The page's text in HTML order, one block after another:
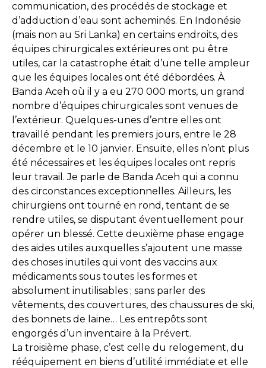
communication, des procédés de stockage et
d’adduction d’eau sont acheminés. En Indonésie
(mais non au Sri Lanka) en certains endroits, des
équipes chirurgicales extérieures ont pu être
utiles, car la catastrophe était d’une telle ampleur
que les équipes locales ont été débordées. À
Banda Aceh où il y a eu 270 000 morts, un grand
nombre d’équipes chirurgicales sont venues de
l’extérieur. Quelques-unes d’entre elles ont
travaillé pendant les premiers jours, entre le 28
décembre et le 10 janvier. Ensuite, elles n’ont plus
été nécessaires et les équipes locales ont repris
leur travail. Je parle de Banda Aceh qui a connu
des circonstances exceptionnelles. Ailleurs, les
chirurgiens ont tourné en rond, tentant de se
rendre utiles, se disputant éventuellement pour
opérer un blessé. Cette deuxième phase engage
des aides utiles auxquelles s’ajoutent une masse
des choses inutiles qui vont des vaccins aux
médicaments sous toutes les formes et
absolument inutilisables ; sans parler des
vêtements, des couvertures, des chaussures de ski,
des bonnets de laine… Les entrepôts sont
engorgés d’un inventaire à la Prévert.
La troisième phase, c’est celle du relogement, du
rééquipement en biens d’utilité immédiate et elle